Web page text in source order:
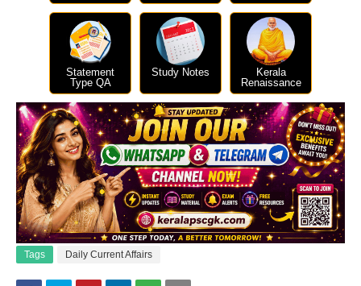
Statement
Type QA
Study Notes
Kerala
Renaissance
Tags Daily Current Affairs